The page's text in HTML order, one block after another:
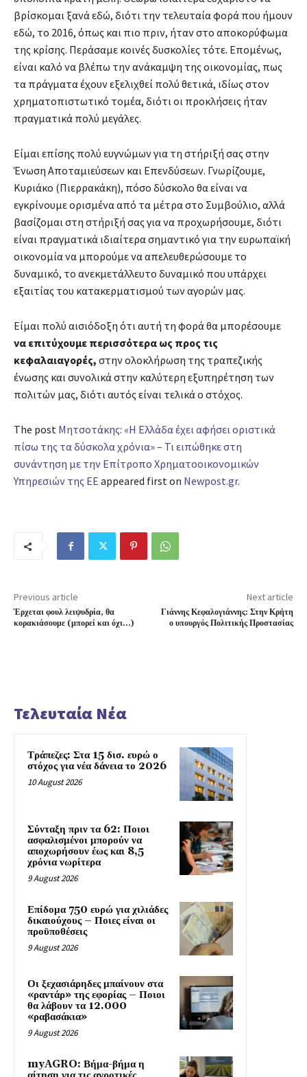
βρίσκομαι ξανά εδώ, διότι την τελευταία φορά που ήμουν
εδώ, το 2016, όπως και πιο πριν, ήταν στο αποκορύφωμα
της κρίσης. Περάσαμε κοινές δυσκολίες τότε. Επομένως,
είναι καλό να βλέπω την ανάκαμψη της οικονομίας, πως
τα πράγματα έχουν εξελιχθεί πολύ θετικά, ιδίως στον
χρηματοπιστωτικό τομέα, διότι οι προκλήσεις ήταν
πραγματικά πολύ μεγάλες.
Είμαι επίσης πολύ ευγνώμων για τη στήριξή σας στην
Ένωση Αποταμιεύσεων και Επενδύσεων. Γνωρίζουμε,
Κυριάκο (Πιερρακάκη), πόσο δύσκολο θα είναι να
εγκρίνουμε ορισμένα από τα μέτρα στο Συμβούλιο, αλλά
βασίζομαι στη στήριξή σας για να προχωρήσουμε, διότι
είναι πραγματικά ιδιαίτερα σημαντικό για την ευρωπαϊκή
οικονομία να μπορούμε να απελευθερώσουμε το
δυναμικό, το ανεκμετάλλευτο δυναμικό που υπάρχει
εξαιτίας του κατακερματισμού των αγορών μας.
Είμαι πολύ αισιόδοξη ότι αυτή τη φορά θα μπορέσουμε
να επιτύχουμε περισσότερα ως προς τις
κεφαλαιαγορές, στην ολοκλήρωση της τραπεζικής
ένωσης και συνολικά στην καλύτερη εξυπηρέτηση των
πολιτών μας, διότι αυτός είναι τελικά ο στόχος.
The post Μητσοτάκης: «Η Ελλάδα έχει αφήσει οριστικά
πίσω της τα δύσκολα χρόνια» – Τι ειπώθηκε στη
συνάντηση με την Επίτροπο Χρηματοοικονομικών
Υπηρεσιών της ΕΕ appeared first on Newpost.gr.
Previous article
Έρχεται φουλ λειψυδρία, θα
κορακιάσουμε (μπορεί και όχι…)
Next article
Γιάννης Κεφαλογιάννης: Στην Κρήτη
ο υπουργός Πολιτικής Προστασίας
Τελευταία Νέα
Τράπεζες: Στα 15 δισ. ευρώ ο
στόχος για νέα δάνεια το 2026
10 August 2026
Σύνταξη πριν τα 62: Ποιοι
ασφαλισμένοι μπορούν να
αποχωρήσουν έως και 8,5
χρόνια νωρίτερα
9 August 2026
Επίδομα 750 ευρώ για χιλιάδες
δικαιούχους – Ποιες είναι οι
προϋποθέσεις
9 August 2026
Οι ξεχασιάρηδες μπαίνουν στα
«ραντάρ» της εφορίας – Ποιοι
θα λάβουν τα 12.000
«ραβασάκια»
9 August 2026
myAGRO: Βήμα-βήμα η